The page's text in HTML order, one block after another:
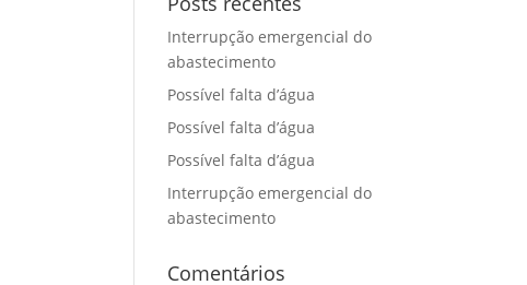
Interrupção emergencial do
abastecimento
Possível falta d’água
Possível falta d’água
Possível falta d’água
Interrupção emergencial do
abastecimento
Comentários